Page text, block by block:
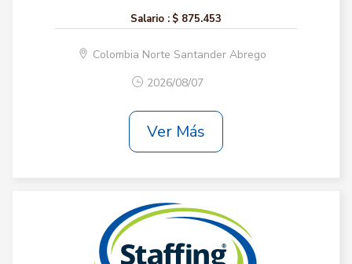
Salario : $ 875.453
Colombia Norte Santander Abrego
2026/08/07
Ver Más